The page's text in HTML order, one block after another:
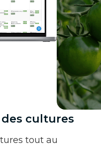
cultures
tout au